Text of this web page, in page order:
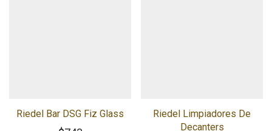
Riedel Bar DSG Fiz Glass
Riedel Limpiadores De
Decanters